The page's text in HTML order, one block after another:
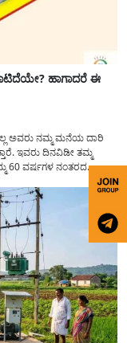
ಹಾಗಾದರೆ ಈ
ಅವರು ನಮ್ಮ ಮನೆಯ ದಾರಿ
ಇವರು ದಿನವಿಡೀ ತಮ್ಮ
60 ವರ್ಷಗಳ ನಂತರದ
ಆದ್ದರಿಂದ ಸರ್ಕಾರವು